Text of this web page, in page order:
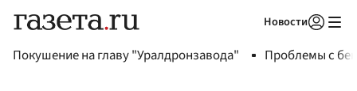
Новости
Покушение на главу "Уралдронзавода" Проблемы с